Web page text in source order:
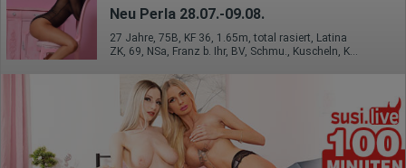
Neu Perla 28.07.-09.08.
27 Jahre, 75B, KF 36, 1.65m, total rasiert, Latina
ZK, 69, NSa, Franz b. Ihr, BV, Schmu., Kuscheln, Körperküs.